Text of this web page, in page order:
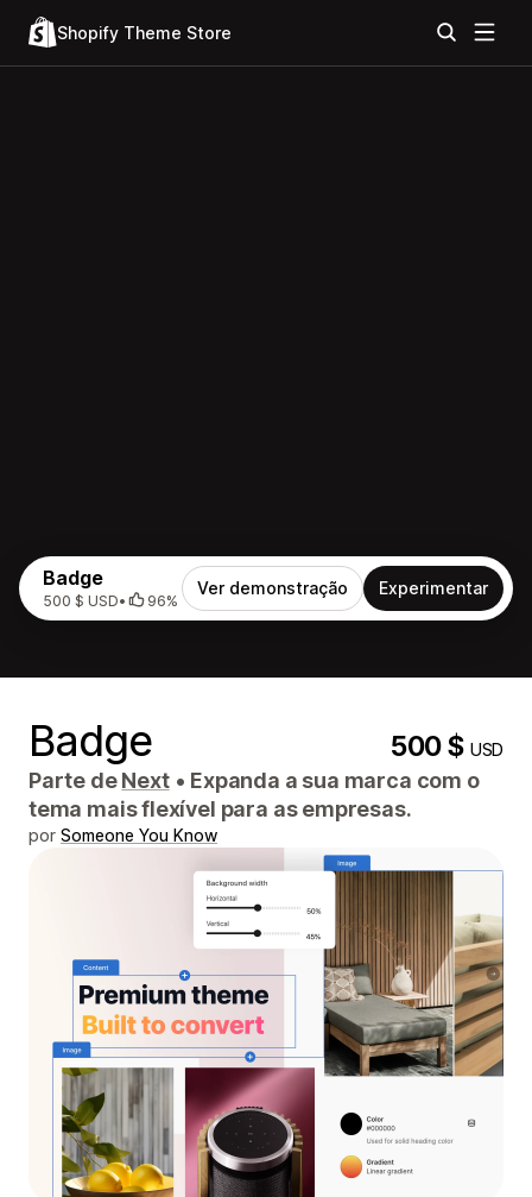
Shopify Theme Store
Badge
500 $ USD• 96%
Ver demonstração Experimentar
Badge 500 $USD
Parte deNext • Expanda a sua marca com o
tema mais flexível para as empresas.
por Someone You Know